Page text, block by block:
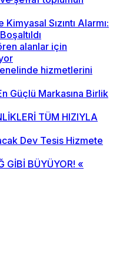
Sızıntı Alarmı:
alanlar için
hizmetlerini
Güçlü Markasına Birlik
TÜM HIZIYLA
Dev Tesis Hizmete